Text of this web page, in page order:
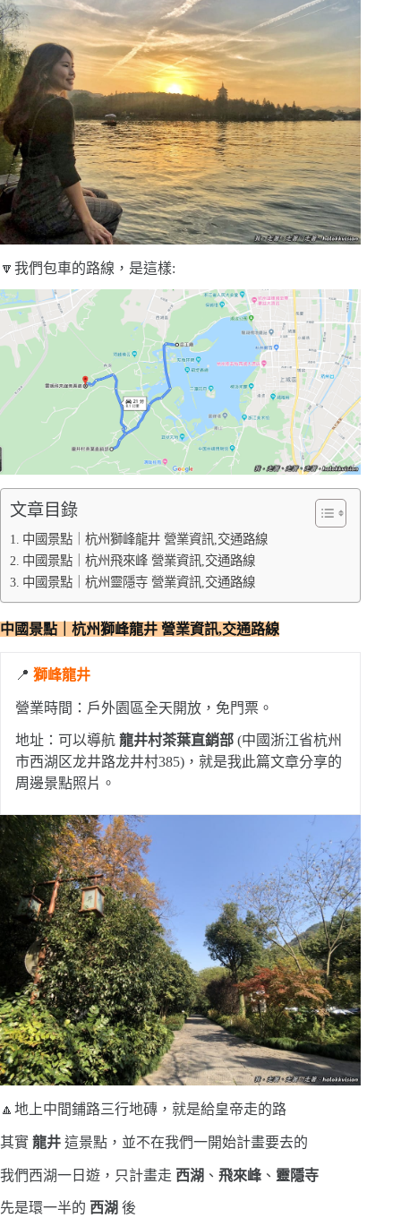
🔽我們包車的路線，是這樣:
文章目錄
中國景點｜杭州獅峰龍井 營業資訊,交通路線
中國景點｜杭州飛來峰 營業資訊,交通路線
中國景點｜杭州靈隱寺 營業資訊,交通路線
中國景點｜杭州獅峰龍井 營業資訊,交通路線
📍 獅峰龍井
營業時間：戶外園區全天開放，免門票。
地址：可以導航 龍井村茶葉直銷部 (中國浙江省杭州
市西湖区龙井路龙井村385)，就是我此篇文章分享的
周邊景點照片。
🔼地上中間鋪路三行地磚，就是給皇帝走的路
其實 龍井 這景點，並不在我們一開始計畫要去的
我們西湖一日遊，只計畫走 西湖 、 飛來峰、 靈隱寺
先是環一半的 西湖 後